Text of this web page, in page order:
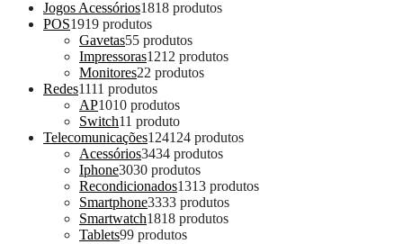
Jogos Acessórios1818 produtos
POS1919 produtos
Gavetas55 produtos
Impressoras1212 produtos
Monitores22 produtos
Redes1111 produtos
AP1010 produtos
Switch11 produto
Telecomunicações124124 produtos
Acessórios3434 produtos
Iphone3030 produtos
Recondicionados1313 produtos
Smartphone3333 produtos
Smartwatch1818 produtos
Tablets99 produtos